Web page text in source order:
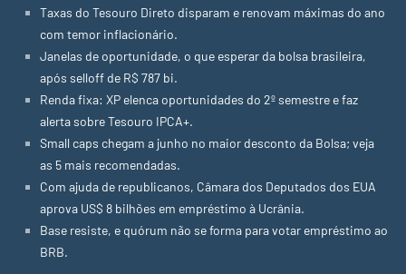
Taxas do Tesouro Direto disparam e renovam máximas do ano
com temor inflacionário.
Janelas de oportunidade, o que esperar da bolsa brasileira,
após selloff de R$ 787 bi.
Renda fixa: XP elenca oportunidades do 2º semestre e faz
alerta sobre Tesouro IPCA+.
Small caps chegam a junho no maior desconto da Bolsa; veja
as 5 mais recomendadas.
Com ajuda de republicanos, Câmara dos Deputados dos EUA
aprova US$ 8 bilhões em empréstimo à Ucrânia.
Base resiste, e quórum não se forma para votar empréstimo ao
BRB.